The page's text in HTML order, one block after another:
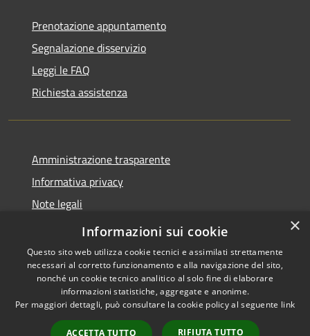
Prenotazione appuntamento
Segnalazione disservizio
Leggi le FAQ
Richiesta assistenza
Amministrazione trasparente
Informativa privacy
Note legali
Dichiarazione di accessibilità
Accessibilità
Copyright © 2026 • Comune di
Presezzo • Powered by
Municipium• Accesso
×
Informazioni sui cookie
Questo sito web utilizza cookie tecnici e assimilati strettamente
necessari al corretto funzionamento e alla navigazione del sito,
nonché un cookie tecnico analitico al solo fine di elaborare
informazioni statistiche, aggregate e anonime.
Per maggiori dettagli, può consultare la cookie policy al seguente link
ACCETTA TUTTO RIFIUTA TUTTO